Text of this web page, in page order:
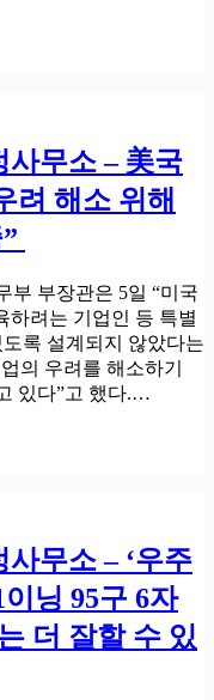
사무소 – 美국
려 해소 위해
부 부장관은 5일 “미국
하려는 기업인 등 특별
록 설계되지 않았다는
의 우려를 해소하기
있다”고 했다.…
무소 – ‘우주
닝 95구 6자
더 잘할 수 있